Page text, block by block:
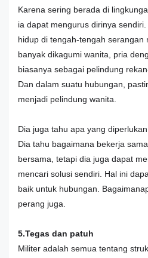
Karena sering berada di
ia dapat mengurus dirinya
hidup di tengah-tengah serangan
banyak dikagumi wanita, pria
biasanya sebagai pelindung
Dan dalam suatu hubungan,
menjadi pelindung wanita.
Dia juga tahu apa yang
Dia tahu bagaimana bekerja
bersama, tetapi dia juga dapat
mencari solusi sendiri. Hal ini
baik untuk hubungan.
perang juga.
5.Tegas dan patuh
Militer adalah semua tentang